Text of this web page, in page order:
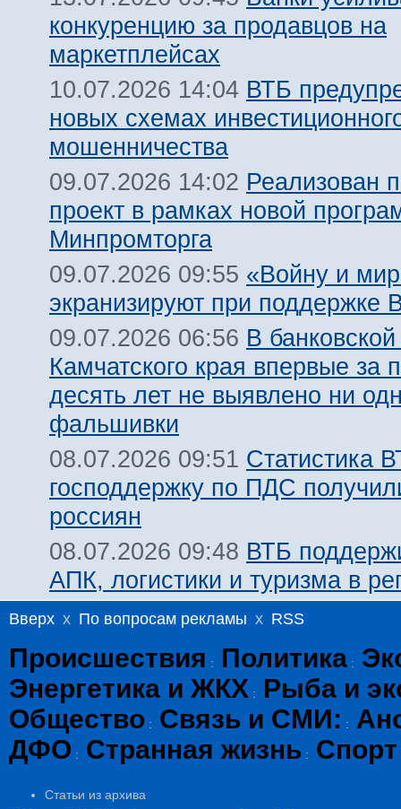
конкуренцию за продавцов на
маркетплейсах
10.07.2026 14:04 ВТБ
новых схемах
мошенничества
09.07.2026 14:02 Реализован
проект в рамках новой
Минпромторга
09.07.2026 09:55 «Войну и
экранизируют при поддержке
09.07.2026 06:56 В
Камчатского края впервые за
десять лет не выявлено ни
фальшивки
08.07.2026 09:51 Статистика
господдержку по ПДС
россиян
08.07.2026 09:48 ВТБ
АПК, логистики и туризма в
Вверх x По вопросам рекламы x RSS
Происшествия : Политика :
Энергетика и ЖКХ :
Рыба и
Общество : Связь и СМИ: :
ДФО : Странная жизнь : Спорт
Статьи из архива